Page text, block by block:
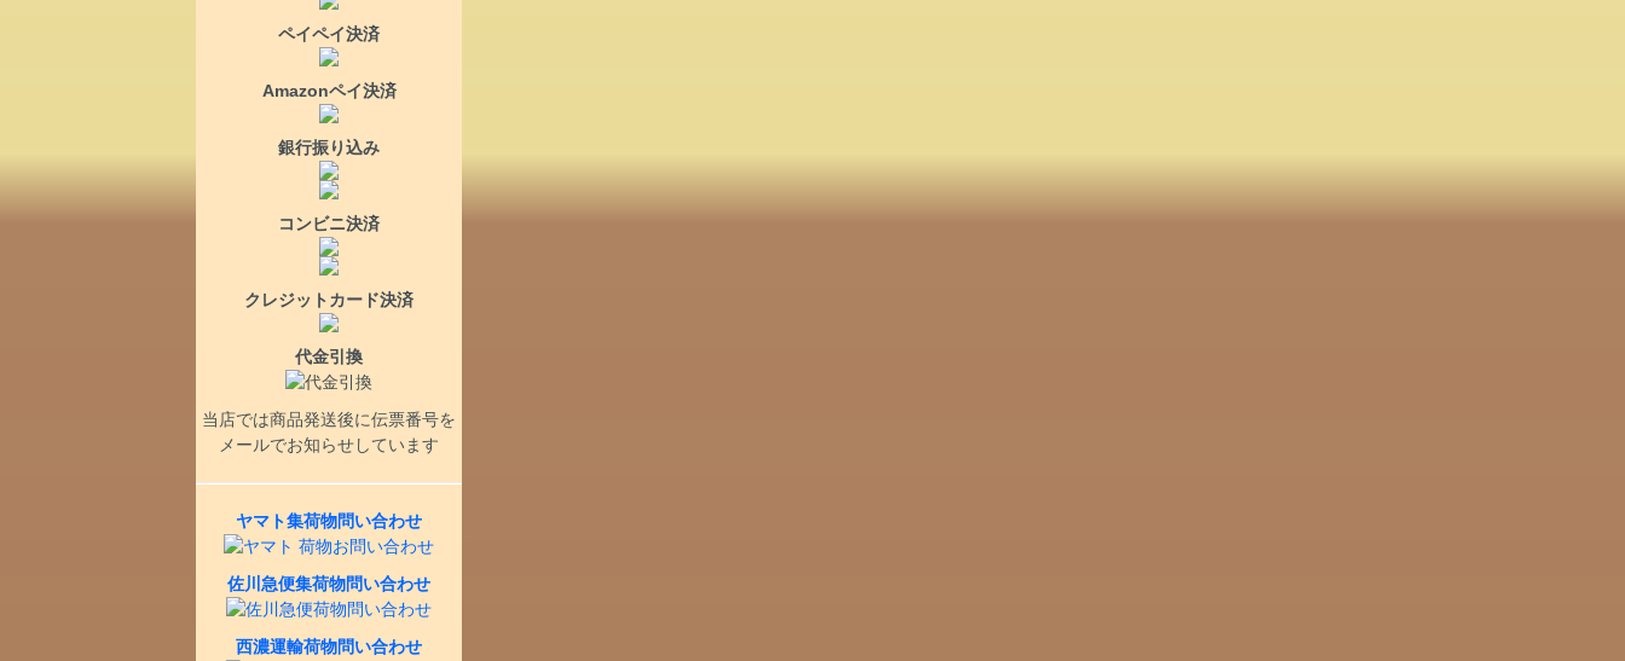
ペイペイ決済
Amazonペイ決済
銀行振り込み
コンビニ決済
クレジットカード決済
代金引換
当店では商品発送後に伝票番号を
メールでお知らせしています
ヤマト集荷物問い合わせ
佐川急便集荷物問い合わせ
西濃運輸荷物問い合わせ